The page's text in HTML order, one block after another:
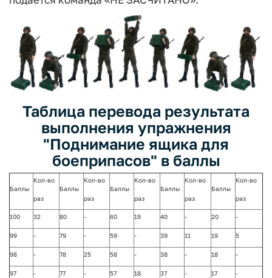
Таблица перевода результата
выполнения упражнения
"Поднимание ящика для
боеприпасов" в баллы
Баллы
Кол-во
раз
Баллы
Кол-во
раз
Баллы
Кол-во
раз
Баллы
Кол-во
раз
Баллы
Кол-во
раз
100 32 80 - 60 19 40 - 20 -
99 - 79 - 59 - 39 11 19 5
98 - 78 25 58 - 38 - 18 -
97 - 77 - 57 18 37 - 17 -